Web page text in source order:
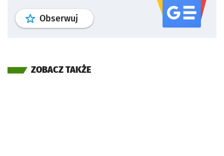
Obserwuj profil serwisu
ZOBACZ TAKŻE